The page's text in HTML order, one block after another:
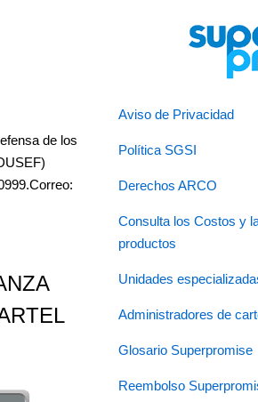
de los
Aviso de Privacidad
Política SGSI
Derechos ARCO
Consulta los Costos y
productos
Unidades
Administradores de
Glosario Superpromise
Reembolso